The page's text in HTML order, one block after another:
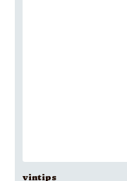
vintips